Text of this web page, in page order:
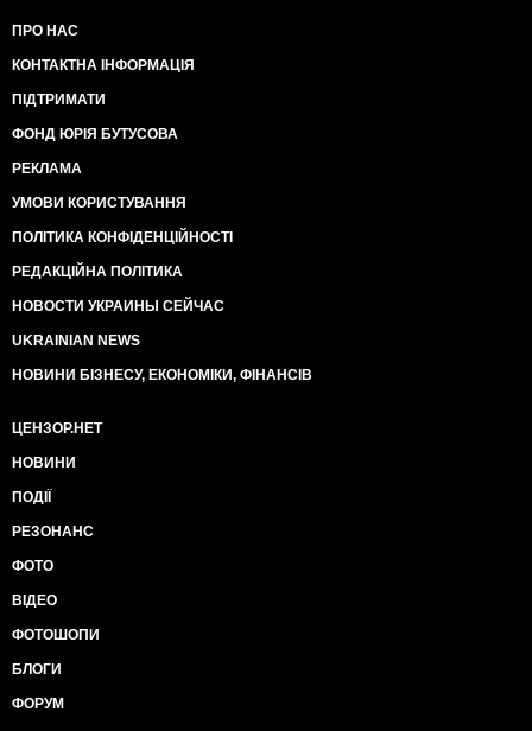
ПРО НАС
КОНТАКТНА ІНФОРМАЦІЯ
ПІДТРИМАТИ
ФОНД ЮРІЯ БУТУСОВА
РЕКЛАМА
УМОВИ КОРИСТУВАННЯ
ПОЛІТИКА КОНФІДЕНЦІЙНОСТІ
РЕДАКЦІЙНА ПОЛІТИКА
НОВОСТИ УКРАИНЫ СЕЙЧАС
UKRAINIAN NEWS
НОВИНИ БІЗНЕСУ, ЕКОНОМІКИ, ФІНАНСІВ
ЦЕНЗОР.НЕТ
НОВИНИ
ПОДІЇ
РЕЗОНАНС
ФОТО
ВІДЕО
ФОТОШОПИ
БЛОГИ
ФОРУМ